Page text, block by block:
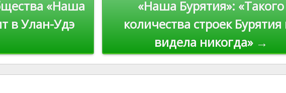
«Наша Бурятия»: «Такого
количества строек Бурятия
видела никогда» →
«Наша
в Улан-Удэ